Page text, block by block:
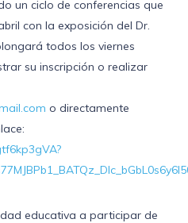
un ciclo de conferencias que
con la exposición del Dr.
todos los viernes
su inscripción o realizar
o directamente
educativa a participar de